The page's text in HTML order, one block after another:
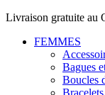
Livraison gratuite au
FEMMES
Bagues
Boucles
Bracelets